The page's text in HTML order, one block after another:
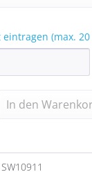
(max.
In den
SW10911